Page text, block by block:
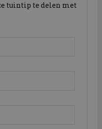
tuintip te delen met